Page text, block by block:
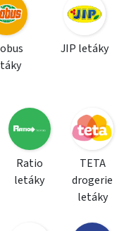
JIP letáky
Ratio
letáky
TETA
drogerie
letáky